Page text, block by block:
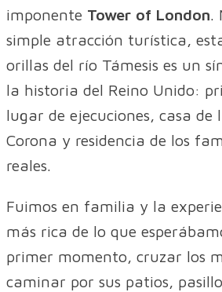
imponente Tower of London.
simple atracción turística,
orillas del río Támesis es un
la historia del Reino Unido:
lugar de ejecuciones, casa de
Corona y residencia de los
reales.
Fuimos en familia y la
más rica de lo que
primer momento, cruzar los
caminar por sus patios,